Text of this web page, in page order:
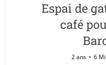
Espai de
café
2 ans 6